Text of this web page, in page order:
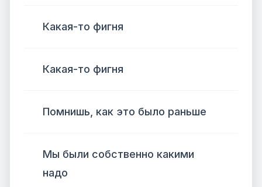
Какая-то фигня
Какая-то фигня
Помнишь, как это было раньше
Мы были собственно какими
надо